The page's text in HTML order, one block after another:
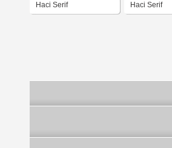
Haci Serif Haci Serif